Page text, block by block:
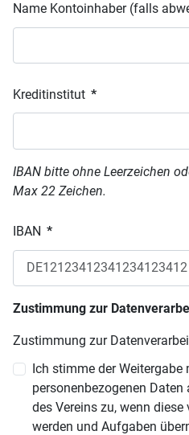
Name Kontoinhaber (falls
Kreditinstitut *
IBAN bitte ohne Leerzeichen
Max 22 Zeichen.
IBAN *
Zustimmung zur
Zustimmung zur
Ich stimme der Weitergabe
personenbezogenen
des Vereins zu, wenn
werden und Aufgaben